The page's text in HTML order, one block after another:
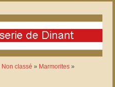
Non classé » Marmorites »